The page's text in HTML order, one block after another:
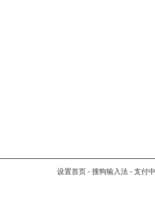
设置首页 - 搜狗输入法 - 支付